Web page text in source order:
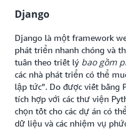
Django
Django là một framework
phát triển nhanh chóng và
tuân theo triết lý bao gồm
các nhà phát triển có thể
lập tức”. Do được viết bằng
tích hợp với các thư viện
chọn tốt cho các dự án có
dữ liệu và các nhiệm vụ